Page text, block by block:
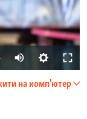
на комп'ютер